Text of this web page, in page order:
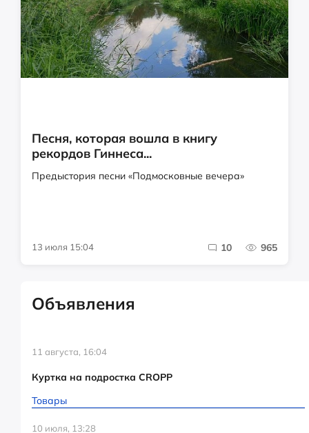
Песня, которая вошла в книгу
рекордов Гиннеса...
Предыстория песни «Подмосковные вечера»
13 июля 15:04 10 965
Объявления
11 августа, 16:04
Куртка на подростка CROPP
Товары
10 июля, 13:28